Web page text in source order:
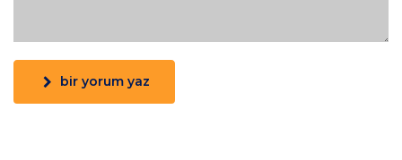
bir yorum yaz